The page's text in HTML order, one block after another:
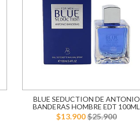
BLUE SEDUCTION DE ANTONIO
BANDERAS HOMBRE EDT 100ML
$13.900$25.900